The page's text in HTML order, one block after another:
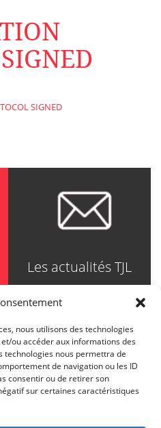
nous utilisons des technologies
ou accéder aux informations des
technologies nous permettra de
de navigation ou les ID
consentir ou de retirer son
sur certaines caractéristiques
SIGNED
Les actualités TJL
& LESPÉRANCE
& Solicitors
d'Armes, Suite 90
H2Y 2X8
8385
844-588-8385